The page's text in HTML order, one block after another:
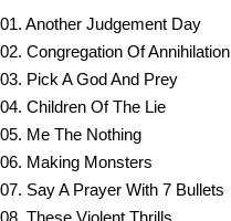
01. Another Judgement Day
02. Congregation Of Annihilation
03. Pick A God And Prey
04. Children Of The Lie
05. Me The Nothing
06. Making Monsters
07. Say A Prayer With 7 Bullets
08. These Violent Thrills